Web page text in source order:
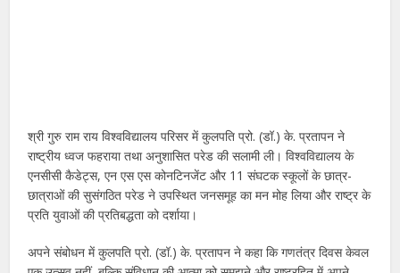
श्री गुरु राम राय विश्वविद्यालय परिसर में कुलपति प्रो. (डॉ.) के. प्रतापन ने
राष्ट्रीय ध्वज फहराया तथा अनुशासित परेड की सलामी ली। विश्वविद्यालय के
एनसीसी कैडेट्स, एन एस एस कोनटिनजेंट और 11 संघटक स्कूलों के छात्र-
छात्राओं की सुसंगठित परेड ने उपस्थित जनसमूह का मन मोह लिया और राष्ट्र के
प्रति युवाओं की प्रतिबद्धता को दर्शाया।
अपने संबोधन में कुलपति प्रो. (डॉ.) के. प्रतापन ने कहा कि गणतंत्र दिवस केवल